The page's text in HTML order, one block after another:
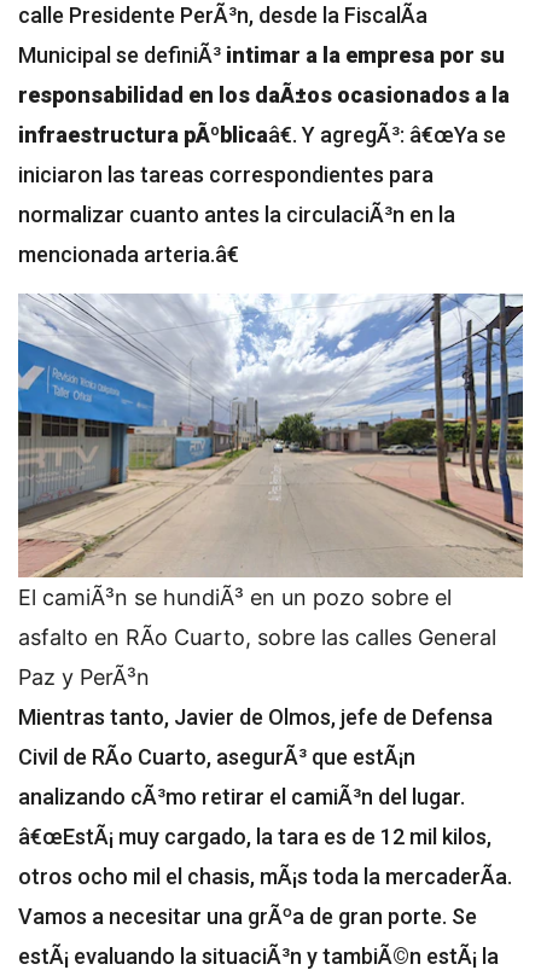
calle Presidente PerÃ³n, desde la FiscalÃ­a
Municipal se definiÃ³ intimar a la empresa por su
responsabilidad en los daÃ±os ocasionados a la
infraestructura pÃºblicaâ€. Y agregÃ³: â€œYa se
iniciaron las tareas correspondientes para
normalizar cuanto antes la circulaciÃ³n en la
mencionada arteria.â€
El camiÃ³n se hundiÃ³ en un pozo sobre el
asfalto en RÃ­o Cuarto, sobre las calles General
Paz y PerÃ³n
Mientras tanto, Javier de Olmos, jefe de Defensa
Civil de RÃ­o Cuarto, asegurÃ³ que estÃ¡n
analizando cÃ³mo retirar el camiÃ³n del lugar.
â€œEstÃ¡ muy cargado, la tara es de 12 mil kilos,
otros ocho mil el chasis, mÃ¡s toda la mercaderÃ­a.
Vamos a necesitar una grÃºa de gran porte. Se
estÃ¡ evaluando la situaciÃ³n y tambiÃ©n estÃ¡ la